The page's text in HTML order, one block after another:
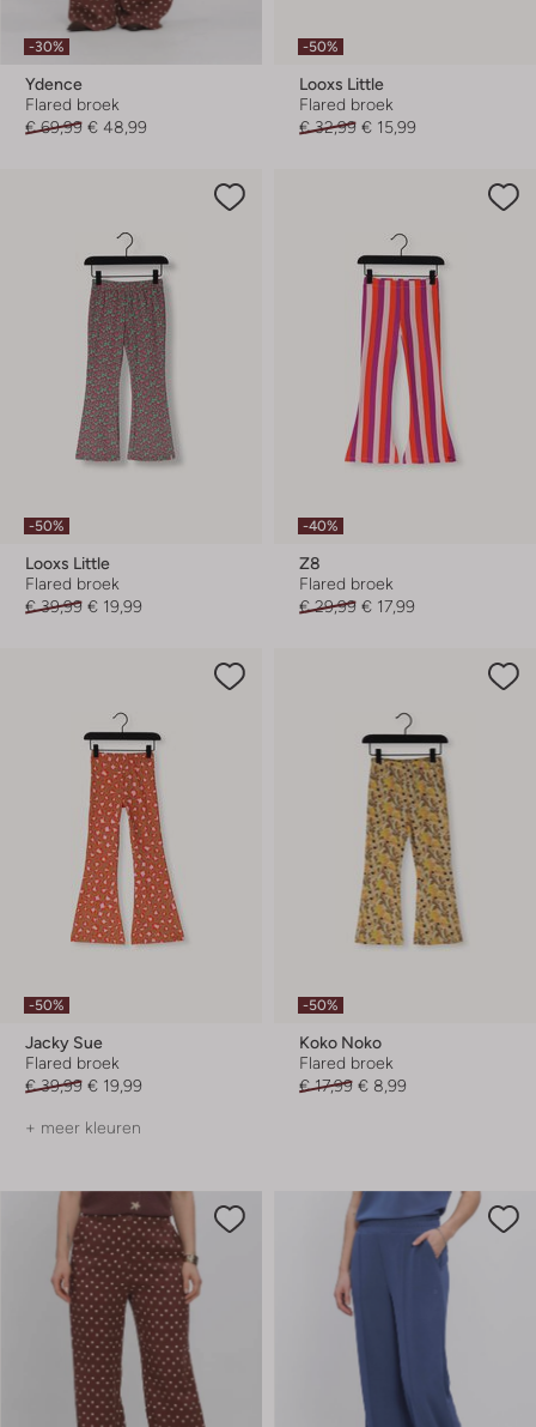
-30%
Ydence
Flared broek
€ 69,99 € 48,99
-50%
Looxs Little
Flared broek
€ 32,99 € 15,99
-50%
Looxs Little
Flared broek
€ 39,99 € 19,99
-40%
Z8
Flared broek
€ 29,99 € 17,99
-50%
Jacky Sue
Flared broek
€ 39,99 € 19,99
+ meer kleuren
-50%
Koko Noko
Flared broek
€ 17,99 € 8,99